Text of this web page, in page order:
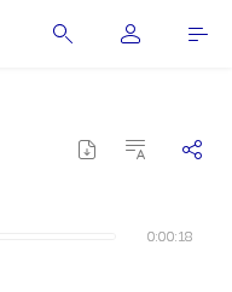
0:00:18
0:00:18